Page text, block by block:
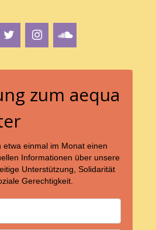
zum aequa
etwa einmal im Monat einen
Informationen über unsere
Unterstützung, Solidarität
Gerechtigkeit.